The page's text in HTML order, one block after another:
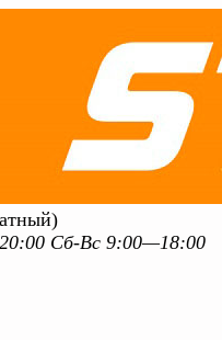
Сб-Вс 9:00—18:00